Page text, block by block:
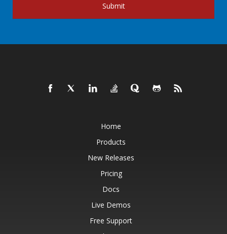
Submit
Home
Products
New Releases
Pricing
Docs
Live Demos
Free Support